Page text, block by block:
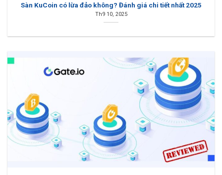
Sàn KuCoin có lừa đảo không? Đánh giá chi tiết nhất 2025
Th9 10, 2025